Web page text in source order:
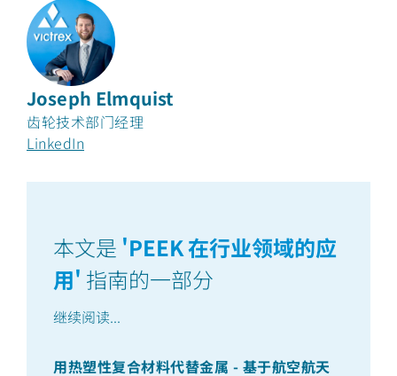
Joseph Elmquist
齿轮技术部门经理
LinkedIn
本文是 'PEEK 在行业领域的应
用' 指南的一部分
继续阅读...
用热塑性复合材料代替金属 - 基于航空航天